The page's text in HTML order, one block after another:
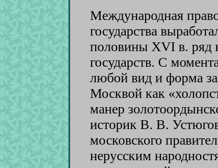
Международная
государства
половины XVI в. ряд
государств. С
любой вид и форма
Москвой как
манер
историк В. В.
московского
нерусским